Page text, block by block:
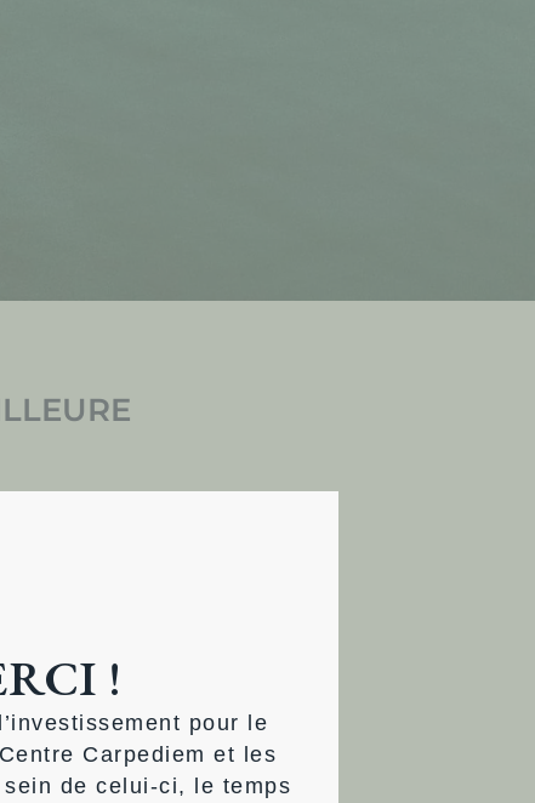
temps peu probable
et l’anxiété. Il libère
Antoni Martinez.
!
pour le
Carpediem et les
de celui-ci, le temps